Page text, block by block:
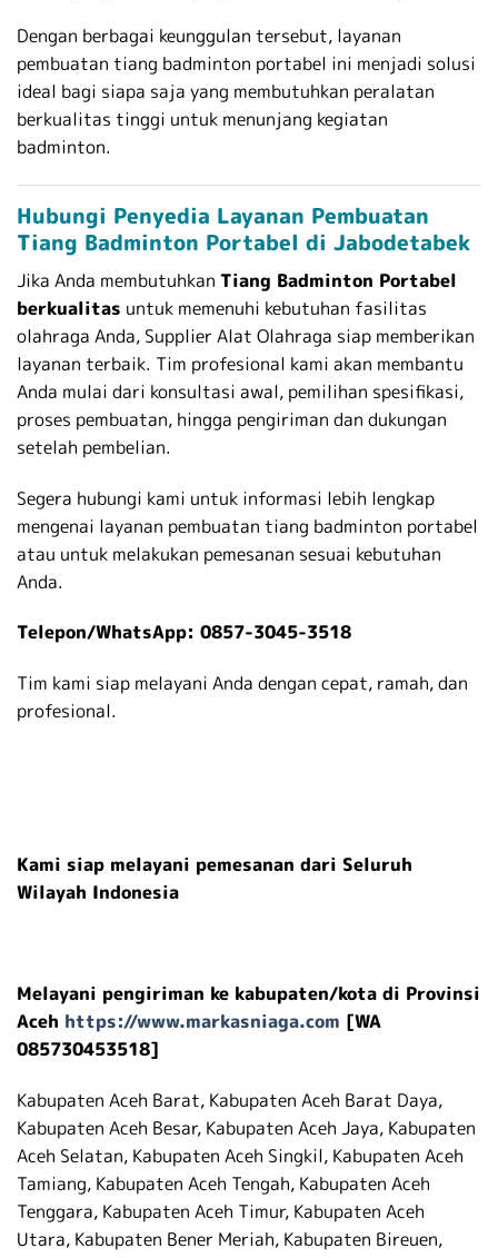
Dengan berbagai keunggulan tersebut, layanan
pembuatan tiang badminton portabel ini menjadi solusi
ideal bagi siapa saja yang membutuhkan peralatan
berkualitas tinggi untuk menunjang kegiatan
badminton.
Hubungi Penyedia Layanan Pembuatan
Tiang Badminton Portabel di Jabodetabek
Jika Anda membutuhkan Tiang Badminton Portabel
berkualitas untuk memenuhi kebutuhan fasilitas
olahraga Anda, Supplier Alat Olahraga siap memberikan
layanan terbaik. Tim profesional kami akan membantu
Anda mulai dari konsultasi awal, pemilihan spesifikasi,
proses pembuatan, hingga pengiriman dan dukungan
setelah pembelian.
Segera hubungi kami untuk informasi lebih lengkap
mengenai layanan pembuatan tiang badminton portabel
atau untuk melakukan pemesanan sesuai kebutuhan
Anda.
Telepon/WhatsApp: 0857-3045-3518
Tim kami siap melayani Anda dengan cepat, ramah, dan
profesional.
Kami siap melayani pemesanan dari Seluruh
Wilayah Indonesia
Melayani pengiriman ke kabupaten/kota di Provinsi
Aceh https://www.markasniaga.com [WA
085730453518]
Kabupaten Aceh Barat, Kabupaten Aceh Barat Daya,
Kabupaten Aceh Besar, Kabupaten Aceh Jaya, Kabupaten
Aceh Selatan, Kabupaten Aceh Singkil, Kabupaten Aceh
Tamiang, Kabupaten Aceh Tengah, Kabupaten Aceh
Tenggara, Kabupaten Aceh Timur, Kabupaten Aceh
Utara, Kabupaten Bener Meriah, Kabupaten Bireuen,